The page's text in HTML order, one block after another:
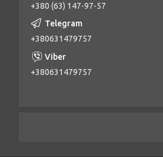
+380 (63) 147-97-57
+380631479757
+380631479757